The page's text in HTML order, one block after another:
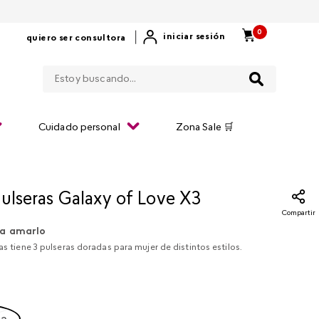
quiero ser consultora iniciar sesión
0
Cuidado personal Zona Sale 🛒
Galaxy of Love X3
Compartir
amarlo
tiene 3 pulseras doradas para mujer de distintos estilos.